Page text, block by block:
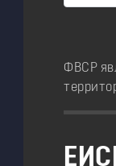
ФВСР
ЕИСП